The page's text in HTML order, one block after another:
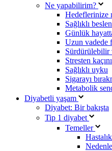
Ne yapabilirim?
Hedeflerinize
Sağlıklı
Günlük
Uzun vadede
Sürdürülebilir
Stresten
Sağlıklı uyku
Sigarayı
Metabolik
Diyabetli yaşam
Diyabet: Bir bakışta
Tip 1 diyabet
Temeller